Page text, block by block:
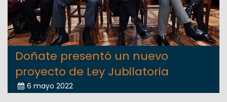
Doñate presentó un nuevo
proyecto de Ley Jubilatoria
6 mayo 2022